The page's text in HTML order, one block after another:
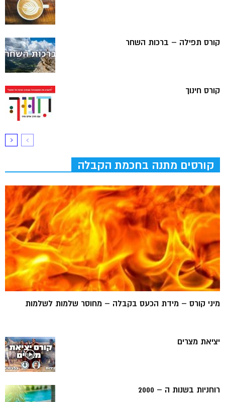
קורס תפילה – ברכות השחר
קורס חינוך
קורסים מתנה בחכמת הקבלה
מיני קורס – מידת הכעס בקבלה – מחוסר שלמות לשלמות
יציאת מצרים
רוחניות בשנות ה – 2000